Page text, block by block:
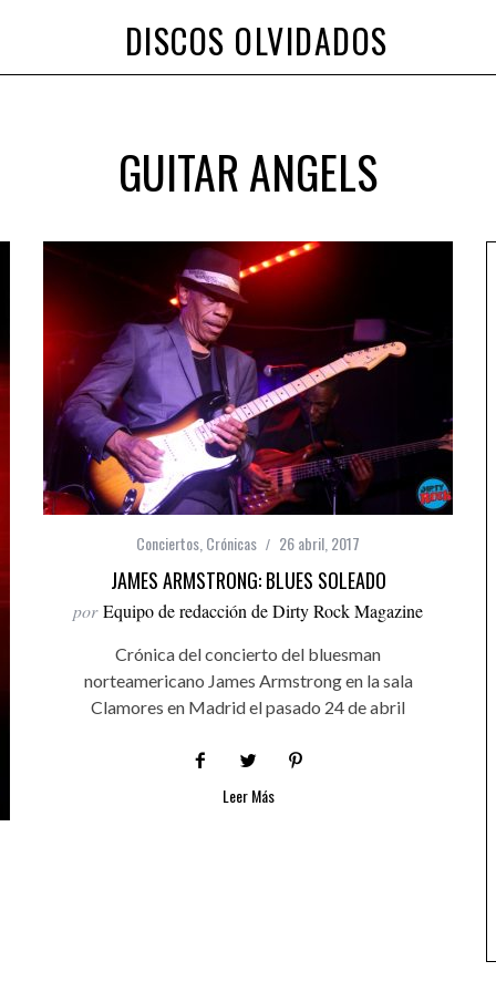
DISCOS OLVIDADOS
GUITAR ANGELS
Conciertos Crónicas 26 abril, 2017
JAMES ARMSTRONG: BLUES SOLEADO
por Equipo de redacción de Dirty Rock Magazine
Crónica del concierto del bluesman
norteamericano James Armstrong en la sala
Clamores en Madrid el pasado 24 de abril
Leer Más